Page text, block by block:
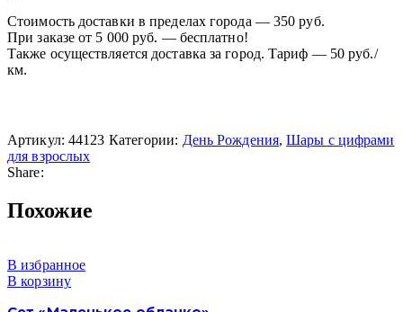
Стоимость доставки в пределах города — 350 руб.
При заказе от 5 000 руб. — бесплатно!
Также осуществляется доставка за город. Тариф — 50 руб./
км.
Артикул: 44123 Категории: День Рождения, Шары с цифрами
для взрослых
Share:
Похожие
В избранное
В корзину